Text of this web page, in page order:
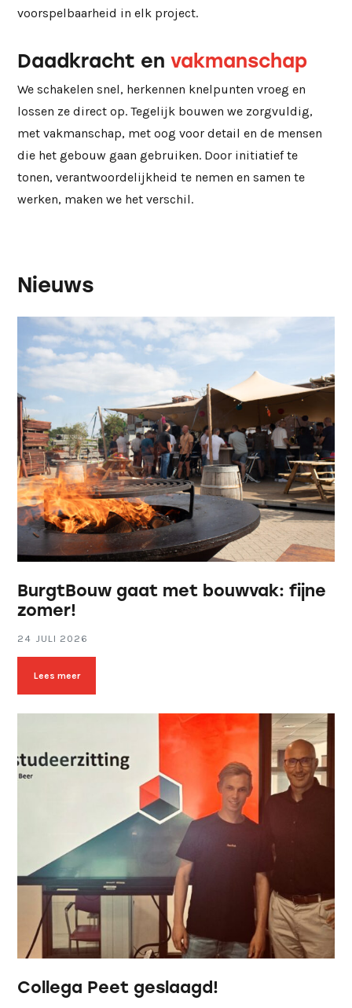
voorspelbaarheid in elk project.
Daadkracht envakmanschap
We schakelen snel, herkennen knelpunten vroeg en
lossen ze direct op. Tegelijk bouwen we zorgvuldig,
met vakmanschap, met oog voor detail en de mensen
die het gebouw gaan gebruiken. Door initiatief te
tonen, verantwoordelijkheid te nemen en samen te
werken, maken we het verschil.
Nieuws
BurgtBouw gaat met bouwvak: fijne
zomer!
24 JULI 2026
Lees meer
Collega Peet geslaagd!